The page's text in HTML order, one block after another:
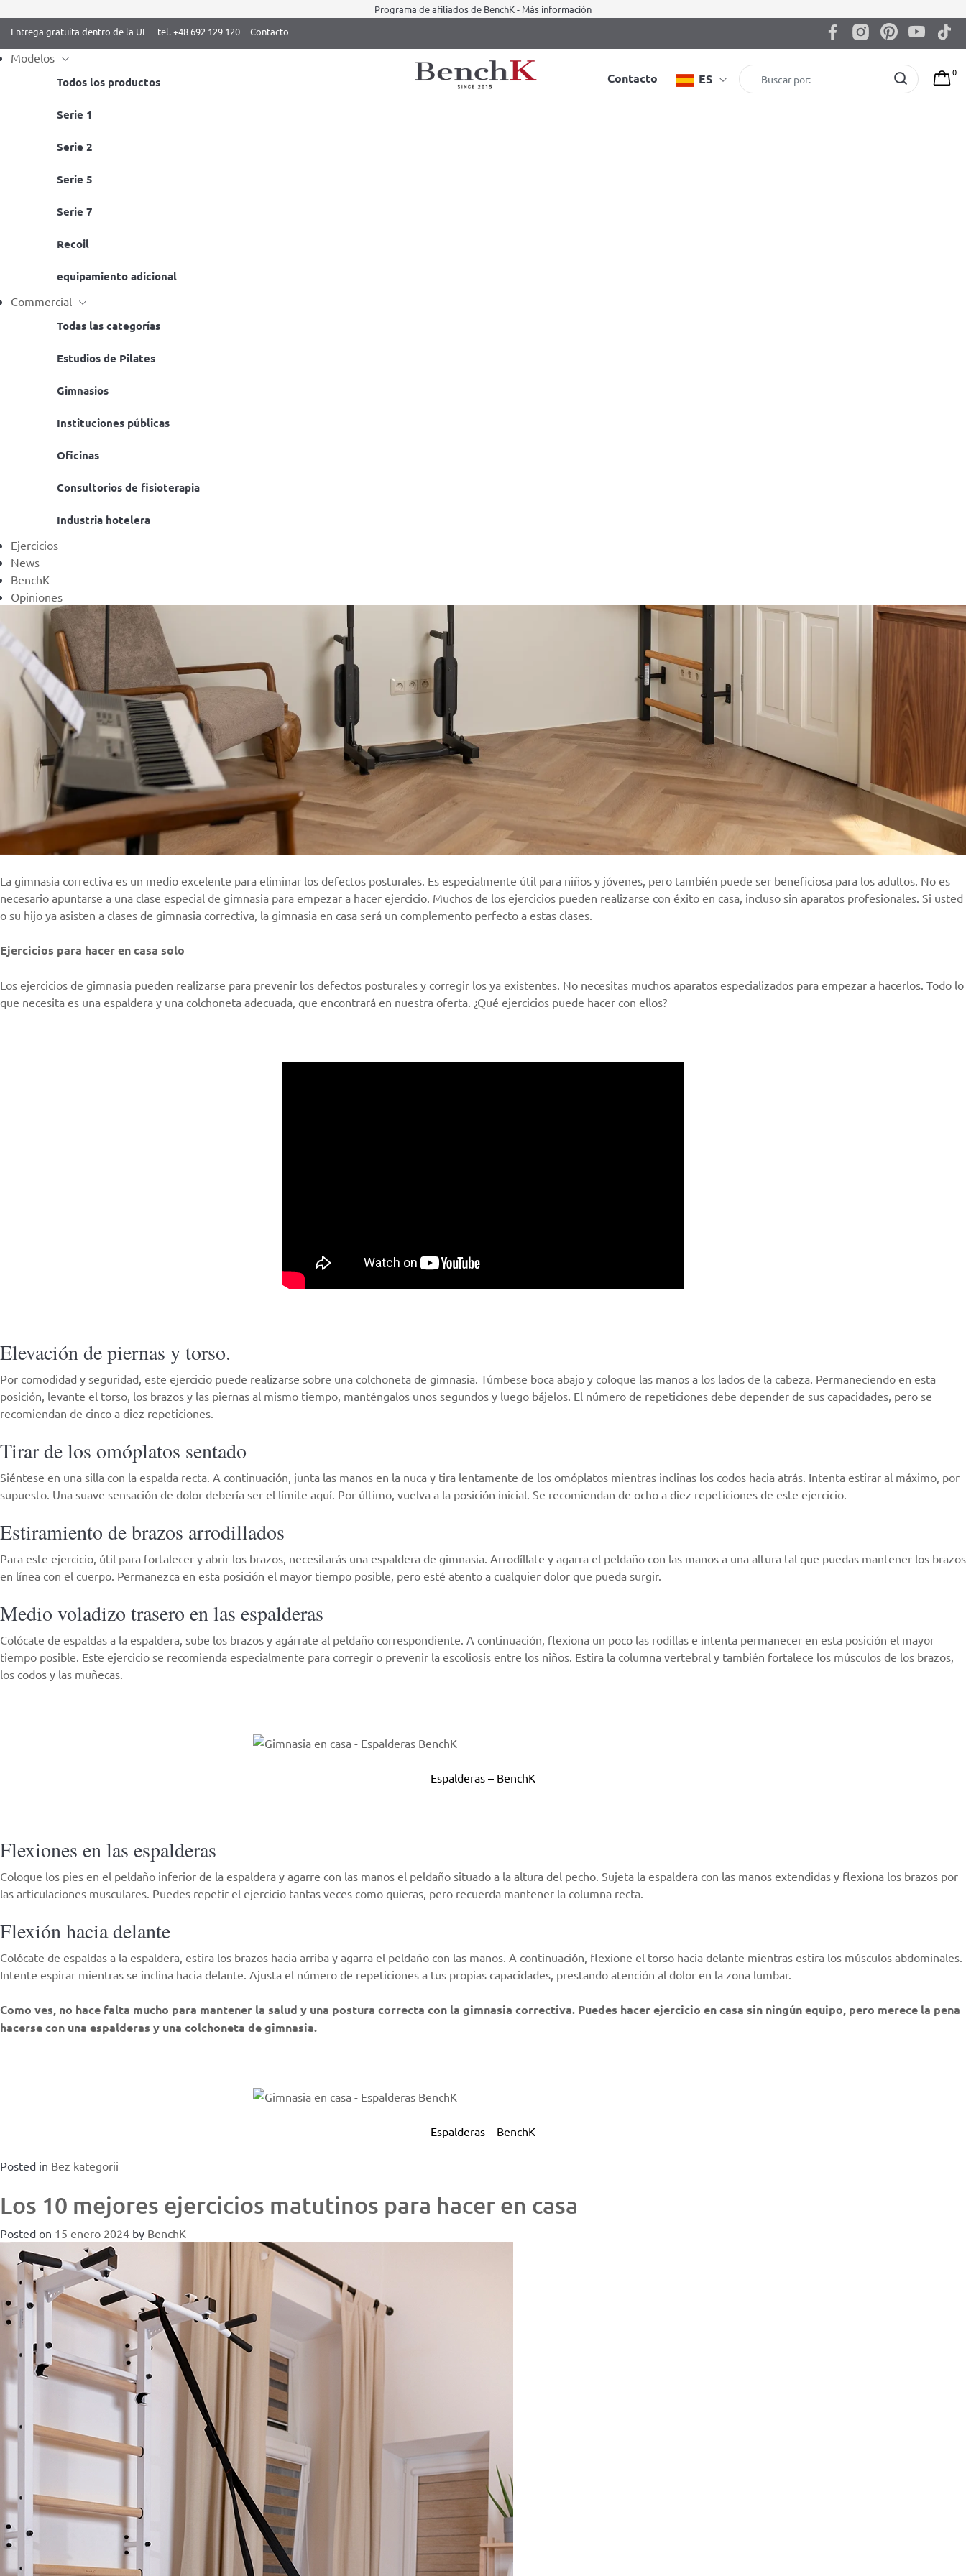
Programa de afiliados de BenchK - Más información
Entrega gratuita dentro de la UE
tel. +48 692 129 120 Contacto
Modelos
Todos los productos
Serie 1
Serie 2
Serie 5
Serie 7
Recoil
equipamiento adicional
Commercial
Todas las categorías
Estudios de Pilates
Gimnasios
Instituciones públicas
Oficinas
Consultorios de fisioterapia
Industria hotelera
Ejercicios
News
BenchK
Opiniones
Contacto ES 0
enero 2024
La gimnasia correctiva es un medio excelente para eliminar los defectos posturales. Es especialmente útil para niños y jóvenes, pero también puede ser beneficiosa para los adultos. No es
necesario apuntarse a una clase especial de gimnasia para empezar a hacer ejercicio. Muchos de los ejercicios pueden realizarse con éxito en casa, incluso sin aparatos profesionales. Si usted
o su hijo ya asisten a clases de gimnasia correctiva, la gimnasia en casa será un complemento perfecto a estas clases.
Ejercicios para hacer en casa solo
Los ejercicios de gimnasia pueden realizarse para prevenir los defectos posturales y corregir los ya existentes. No necesitas muchos aparatos especializados para empezar a hacerlos. Todo lo
que necesita es una espaldera y una colchoneta adecuada, que encontrará en nuestra oferta. ¿Qué ejercicios puede hacer con ellos?
Elevación de piernas y torso.
Por comodidad y seguridad, este ejercicio puede realizarse sobre una colchoneta de gimnasia. Túmbese boca abajo y coloque las manos a los lados de la cabeza. Permaneciendo en esta
posición, levante el torso, los brazos y las piernas al mismo tiempo, manténgalos unos segundos y luego bájelos. El número de repeticiones debe depender de sus capacidades, pero se
recomiendan de cinco a diez repeticiones.
Tirar de los omóplatos sentado
Siéntese en una silla con la espalda recta. A continuación, junta las manos en la nuca y tira lentamente de los omóplatos mientras inclinas los codos hacia atrás. Intenta estirar al máximo, por
supuesto. Una suave sensación de dolor debería ser el límite aquí. Por último, vuelva a la posición inicial. Se recomiendan de ocho a diez repeticiones de este ejercicio.
Estiramiento de brazos arrodillados
Para este ejercicio, útil para fortalecer y abrir los brazos, necesitarás una espaldera de gimnasia. Arrodíllate y agarra el peldaño con las manos a una altura tal que puedas mantener los brazos
en línea con el cuerpo. Permanezca en esta posición el mayor tiempo posible, pero esté atento a cualquier dolor que pueda surgir.
Medio voladizo trasero en las espalderas
Colócate de espaldas a la espaldera, sube los brazos y agárrate al peldaño correspondiente. A continuación, flexiona un poco las rodillas e intenta permanecer en esta posición el mayor
tiempo posible. Este ejercicio se recomienda especialmente para corregir o prevenir la escoliosis entre los niños. Estira la columna vertebral y también fortalece los músculos de los brazos,
los codos y las muñecas.
Espalderas – BenchK
Flexiones en las espalderas
Coloque los pies en el peldaño inferior de la espaldera y agarre con las manos el peldaño situado a la altura del pecho. Sujeta la espaldera con las manos extendidas y flexiona los brazos por
las articulaciones musculares. Puedes repetir el ejercicio tantas veces como quieras, pero recuerda mantener la columna recta.
Flexión hacia delante
Colócate de espaldas a la espaldera, estira los brazos hacia arriba y agarra el peldaño con las manos. A continuación, flexione el torso hacia delante mientras estira los músculos abdominales.
Intente espirar mientras se inclina hacia delante. Ajusta el número de repeticiones a tus propias capacidades, prestando atención al dolor en la zona lumbar.
Como ves, no hace falta mucho para mantener la salud y una postura correcta con la gimnasia correctiva. Puedes hacer ejercicio en casa sin ningún equipo, pero merece la pena
hacerse con una espalderas y una colchoneta de gimnasia.
Espalderas – BenchK
Posted in Bez kategorii
Los 10 mejores ejercicios matutinos para hacer en casa
Posted on 15 enero 2024 by BenchK